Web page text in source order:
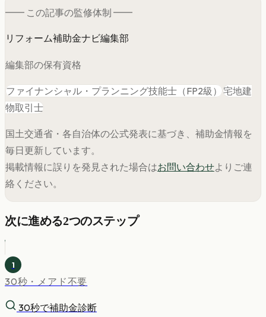
━━ この記事の監修体制 ━━
リフォーム補助金ナビ編集部
編集部の保有資格
ファイナンシャル・プランニング技能士（FP2級）宅地建
物取引士
国土交通省・各自治体の公式発表に基づき、補助金情報を
毎日更新しています。
掲載情報に誤りを発見された場合はお問い合わせよりご連
絡ください。
次に進める2つのステップ
1
30秒・メアド不要
30秒で補助金診断